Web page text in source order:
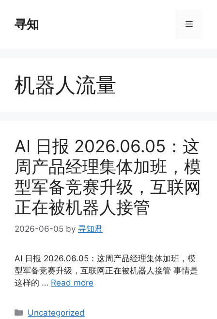
content
寻知 Menu
机器人流量
AI 日报 2026.06.05：这
周产品经理集体加班，模
型军备竞赛升级，互联网
正在被机器人接管
2026-06-05 by 寻知君
AI 日报 2026.06.05：这周产品经理集体加班，模
型军备竞赛升级，互联网正在被机器人接管 事情是
这样的 … Read more
Categories
Uncategorized